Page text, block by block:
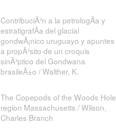
ContribuciÃ³n a la petrologÃ­a y
estratigrafÃ­a del glacial
gondwÃ¡nico uruguayo y apuntes
a propÃ³sito de un croquis
sinÃ³ptico del Gondwana
brasileÃ±o / Walther, K.
The Copepods of the Woods Hole
region Massachusetts / Wilson,
Charles Branch